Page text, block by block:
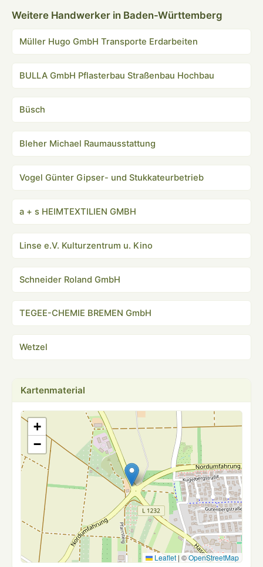
Weitere Handwerker in Baden-Württemberg
Müller Hugo GmbH Transporte Erdarbeiten
BULLA GmbH Pflasterbau Straßenbau Hochbau
Büsch
Bleher Michael Raumausstattung
Vogel Günter Gipser- und Stukkateurbetrieb
a + s HEIMTEXTILIEN GMBH
Linse e.V. Kulturzentrum u. Kino
Schneider Roland GmbH
TEGEE-CHEMIE BREMEN GmbH
Wetzel
Kartenmaterial
+
−
Leaflet | ©OpenStreetMap